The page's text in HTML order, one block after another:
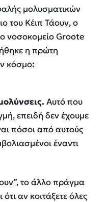
μολυσματικών
του Κέιπ Τάουν, ο
νοσοκομείο Groote
η πρώτη
κόσμο:
Αυτό που
επειδή δεν έχουμε
πόσοι από αυτούς
έναντι
το άλλο πράγμα
ότι αν κοιτάξετε όλες